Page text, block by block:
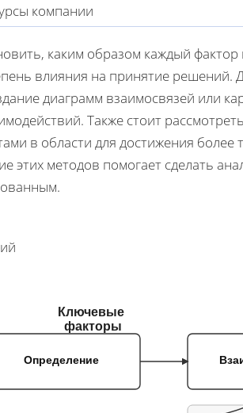
компании
каким образом каждый фактор
влияния на принятие решений.
диаграмм взаимосвязей или
Также стоит
в области для достижения более
методов помогает сделать
Ключевые
факторы
Определение